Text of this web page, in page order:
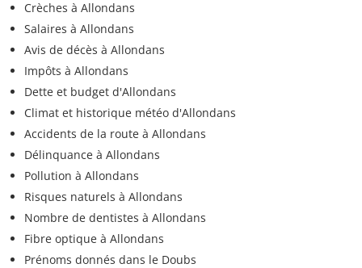
Crèches à Allondans
Salaires à Allondans
Avis de décès à Allondans
Impôts à Allondans
Dette et budget d'Allondans
Climat et historique météo d'Allondans
Accidents de la route à Allondans
Délinquance à Allondans
Pollution à Allondans
Risques naturels à Allondans
Nombre de dentistes à Allondans
Fibre optique à Allondans
Prénoms donnés dans le Doubs